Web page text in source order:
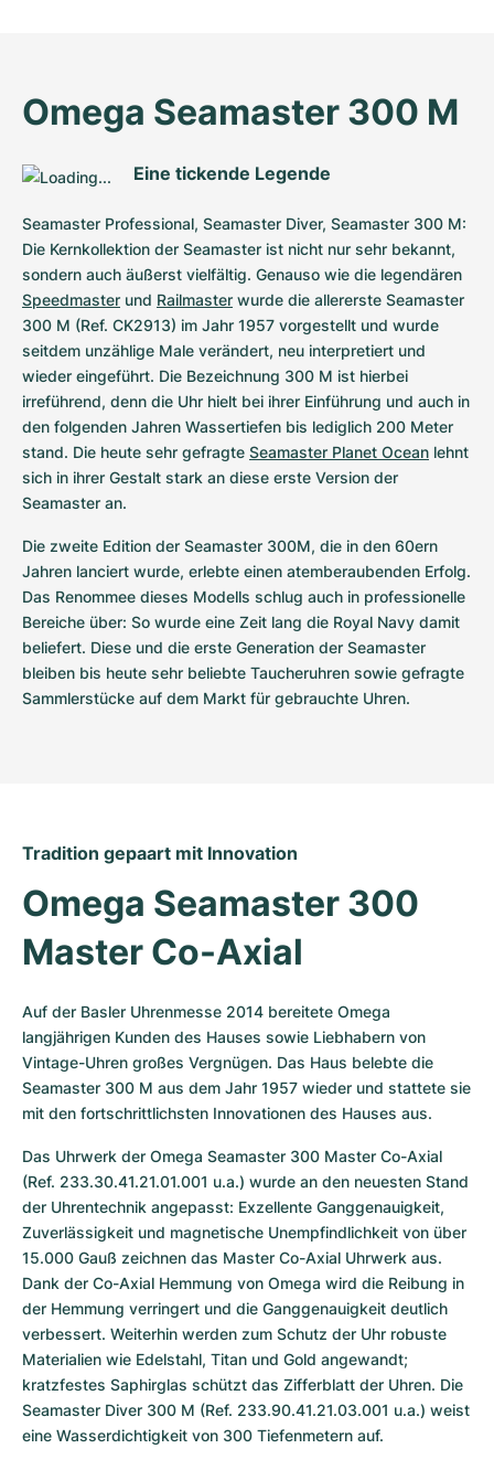
Omega Seamaster 300 M
Eine tickende Legende
Seamaster Professional, Seamaster Diver, Seamaster 300 M:
Die Kernkollektion der Seamaster ist nicht nur sehr bekannt,
Speedmaster und Railmaster wurde die allererste Seamaster
300 M (Ref. CK2913) im Jahr 1957 vorgestellt und wurde
seitdem unzählige Male verändert, neu interpretiert und
wieder eingeführt. Die Bezeichnung 300 M ist hierbei
irreführend, denn die Uhr hielt bei ihrer Einführung und auch in
den folgenden Jahren Wassertiefen bis lediglich 200 Meter
stand. Die heute sehr gefragte Seamaster Planet Ocean lehnt
sich in ihrer Gestalt stark an diese erste Version der
Seamaster an.
Die zweite Edition der Seamaster 300M, die in den 60ern
Jahren lanciert wurde, erlebte einen atemberaubenden Erfolg.
Das Renommee dieses Modells schlug auch in professionelle
Bereiche über: So wurde eine Zeit lang die Royal Navy damit
beliefert. Diese und die erste Generation der Seamaster
bleiben bis heute sehr beliebte Taucheruhren sowie gefragte
Sammlerstücke auf dem Markt für gebrauchte Uhren.
Tradition gepaart mit Innovation
Omega Seamaster 300
Master Co-Axial
Auf der Basler Uhrenmesse 2014 bereitete Omega
langjährigen Kunden des Hauses sowie Liebhabern von
Vintage-Uhren großes Vergnügen. Das Haus belebte die
Seamaster 300 M aus dem Jahr 1957 wieder und stattete sie
mit den fortschrittlichsten Innovationen des Hauses aus.
Das Uhrwerk der Omega Seamaster 300 Master Co-Axial
(Ref. 233.30.41.21.01.001 u.a.) wurde an den neuesten Stand
der Uhrentechnik angepasst: Exzellente Ganggenauigkeit,
Zuverlässigkeit und magnetische Unempfindlichkeit von über
15.000 Gauß zeichnen das Master Co-Axial Uhrwerk aus.
Dank der Co-Axial Hemmung von Omega wird die Reibung in
der Hemmung verringert und die Ganggenauigkeit deutlich
verbessert. Weiterhin werden zum Schutz der Uhr robuste
Materialien wie Edelstahl, Titan und Gold angewandt;
kratzfestes Saphirglas schützt das Zifferblatt der Uhren. Die
Seamaster Diver 300 M (Ref. 233.90.41.21.03.001 u.a.) weist
eine Wasserdichtigkeit von 300 Tiefenmetern auf.